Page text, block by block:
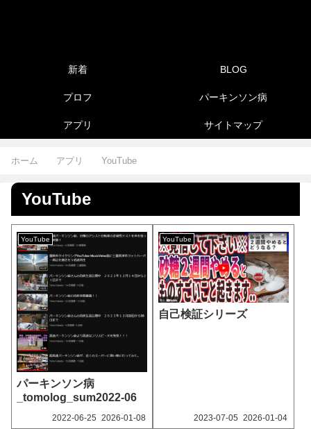
新着 BLOG
プロフ パーキンソン病
アプリ サイトマップ
ホーム アプリ YouTube
YouTube
YouTube
パーキンソン病
_tomolog_sum2022-06
2022‐06-25 2026‐01-08
YouTube
自己検証シリーズ
2023‐07-05 2026‐01-04